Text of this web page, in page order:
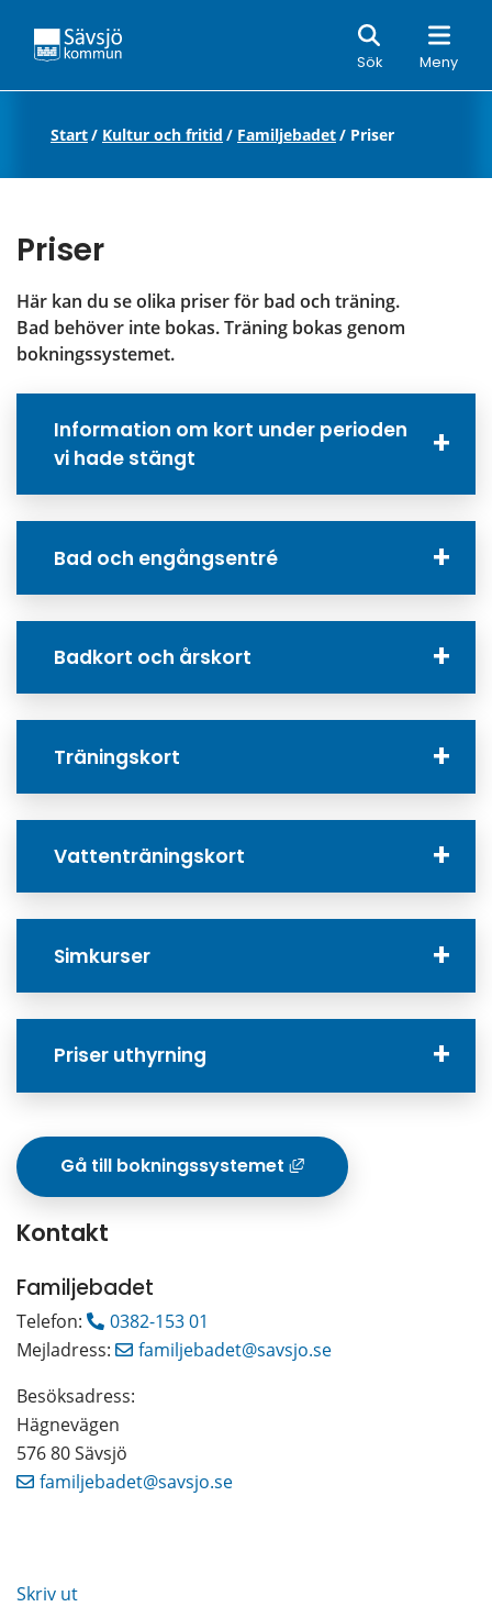
Sök Meny
Sök
Start/ Kultur och fritid / Familjebadet/ Priser
Priser
Här kan du se olika priser för bad och träning.
Bad behöver inte bokas. Träning bokas genom
bokningssystemet.
Information om kort under perioden
vi hade stängt
Bad och engångsentré
Badkort och årskort
Träningskort
Vattenträningskort
Simkurser
Priser uthyrning
Gå till bokningssystemet
Kontakt
Familjebadet
Telefon:
0382-153 01
Mejladress:
familjebadet@savsjo.se
Besöksadress:
Hägnevägen
576 80 Sävsjö
familjebadet@savsjo.se
Skriv ut